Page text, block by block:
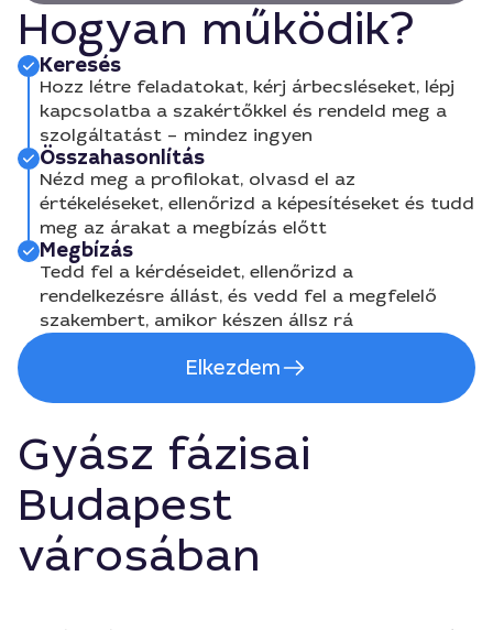
Hogyan működik?
Keresés
Hozz létre feladatokat, kérj árbecsléseket, lépj
kapcsolatba a szakértőkkel és rendeld meg a
szolgáltatást – mindez ingyen
Összahasonlítás
Nézd meg a profilokat, olvasd el az
értékeléseket, ellenőrizd a képesítéseket és tudd
meg az árakat a megbízás előtt
Megbízás
Tedd fel a kérdéseidet, ellenőrizd a
rendelkezésre állást, és vedd fel a megfelelő
szakembert, amikor készen állsz rá
Elkezdem
Gyász fázisai
Budapest
városában